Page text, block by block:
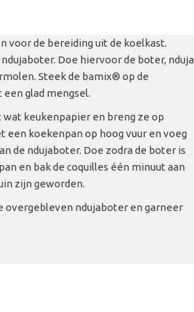
voor de bereiding uit de koelkast.
Doe hiervoor de boter, nduja
Steek de bamix® op de
glad mengsel.
wat keukenpapier en breng ze op
een koekenpan op hoog vuur en voeg
de ndujaboter. Doe zodra de boter is
en bak de coquilles één minuut aan
zijn geworden.
overgebleven ndujaboter en garneer